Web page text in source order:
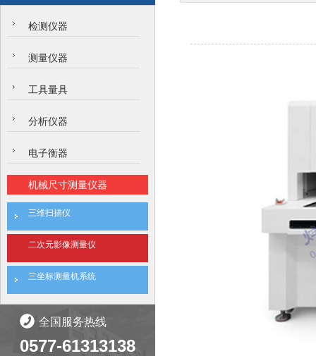
检测仪器
测量仪器
工具量具
分析仪器
电子衡器
机械尺寸测量仪器
三维扫描仪
二次元影像测量仪
三坐标测量机系统
全国服务热线
0577-61313138